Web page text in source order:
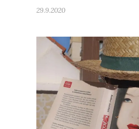
29.9.2020